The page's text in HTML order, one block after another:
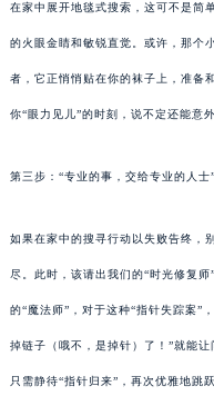
在家中展开地毯式搜索，这可不是简
的火眼金睛和敏锐直觉。或许，那个
者，它正悄悄贴在你的袜子上，准备
你“眼力见儿”的时刻，说不定还能意
第三步：“专业的事，交给专业的人士”
如果在家中的搜寻行动以失败告终，
尽。此时，该请出我们的“时光修复
的“魔法师”，对于这种“指针失踪案”
掉链子（哦不，是掉针）了！”就能
只需静待“指针归来”，再次优雅地跳